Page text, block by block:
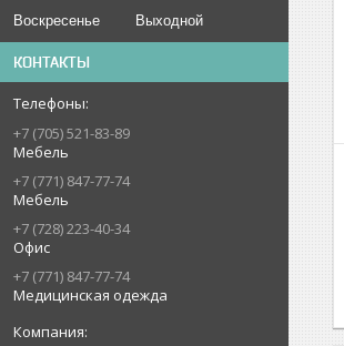
Воскресенье
Выходной
КОНТАКТЫ
+7 (705) 521-83-89
Мебель
+7 (771) 847-77-74
Мебель
+7 (728) 223-40-34
Офис
+7 (771) 847-77-74
Медицинская одежда